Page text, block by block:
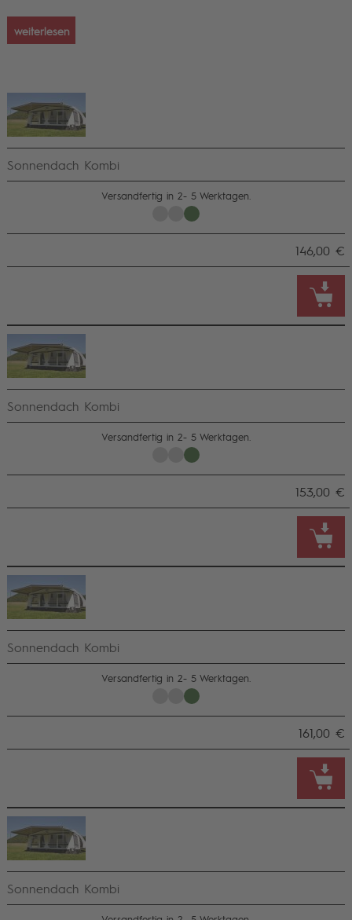
weiterlesen
Sonnendach Kombi
Versandfertig in 2- 5 Werktagen.
146,00 €
Sonnendach Kombi
Versandfertig in 2- 5 Werktagen.
153,00 €
Sonnendach Kombi
Versandfertig in 2- 5 Werktagen.
161,00 €
Sonnendach Kombi